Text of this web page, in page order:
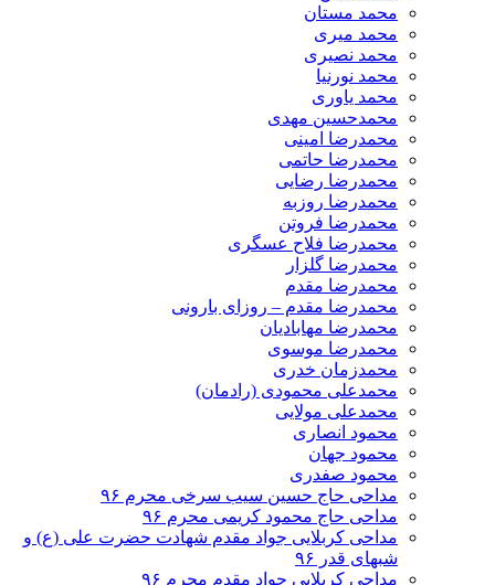
محمد مستان
محمد میری
محمد نصیری
محمد نورنیا
محمد یاوری
محمدحسین مهدی
محمدرضا امینی
محمدرضا حاتمی
محمدرضا رضایی
محمدرضا روزبه
محمدرضا فروتن
محمدرضا فلاح عسگری
محمدرضا گلزار
محمدرضا مقدم
محمدرضا مقدم – روزای بارونی
محمدرضا مهابادیان
محمدرضا موسوی
محمدزمان خدری
محمدعلی محمودی (رادمان)
محمدعلی مولایی
محمود انصاری
محمود جهان
محمود صفدری
مداحی حاج حسین سیب سرخی محرم ۹۶
مداحی حاج محمود کریمی محرم ۹۶
مداحی کربلایی جواد مقدم شهادت حضرت علی (ع) و
شبهای قدر ۹۶
مداحی کربلایی جواد مقدم محرم ۹۶